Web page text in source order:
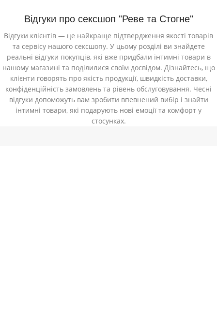
Відгуки про сексшоп "Реве та Стогне"
Відгуки клієнтів — це найкраще підтвердження якості товарів
та сервісу нашого сексшопу. У цьому розділі ви знайдете
реальні відгуки покупців, які вже придбали інтимні товари в
нашому магазині та поділилися своїм досвідом. Дізнайтесь, що
клієнти говорять про якість продукції, швидкість доставки,
конфіденційність замовлень та рівень обслуговування. Чесні
відгуки допоможуть вам зробити впевнений вибір і знайти
інтимні товари, які подарують нові емоції та комфорт у
стосунках.